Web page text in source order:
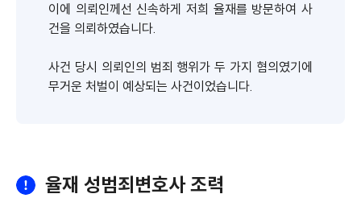
이에 의뢰인께선 신속하게 저희 율재를 방문하여 사
건을 의뢰하였습니다.
사건 당시 의뢰인의 범죄 행위가 두 가지 혐의였기에
무거운 처벌이 예상되는 사건이었습니다.
율재 성범죄변호사 조력